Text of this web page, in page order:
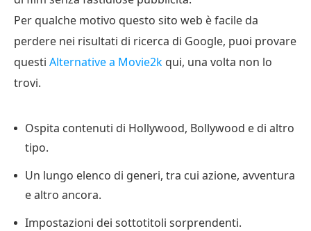
Per qualche motivo questo sito web è facile da
perdere nei risultati di ricerca di Google, puoi provare
questi Alternative a Movie2k qui, una volta non lo
trovi.
Ospita contenuti di Hollywood, Bollywood e di altro
tipo.
Un lungo elenco di generi, tra cui azione, avventura
e altro ancora.
Impostazioni dei sottotitoli sorprendenti.